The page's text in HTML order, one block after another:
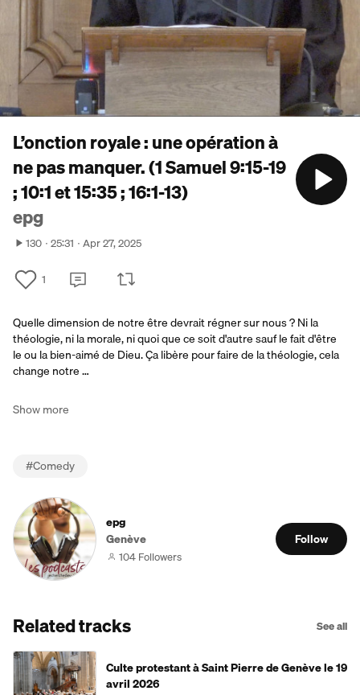
L’onction royale : une opération à
ne pas manquer. (1 Samuel 9:15-19
; 10:1 et 15:35 ; 16:1-13)
epg
130 25:31 Apr 27, 2025
1
Quelle dimension de notre être devrait régner sur nous ? Ni la
théologie, ni la morale, ni quoi que ce soit d'autre sauf le fait d'être
le ou la bien-aimé de Dieu. Ça libère pour faire de la théologie, cela
change notre …
Show more
#Comedy
epg
Genève
104 Followers
Follow
Related tracks See all
Culte protestant à Saint Pierre de Genève le 19
avril 2026